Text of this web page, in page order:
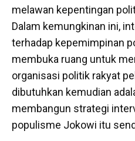
melawan kepentingan
Dalam kemungkinan ini,
terhadap kepemimpinan
membuka ruang untuk
organisasi politik rakyat
dibutuhkan kemudian
membangun strategi
populisme Jokowi itu